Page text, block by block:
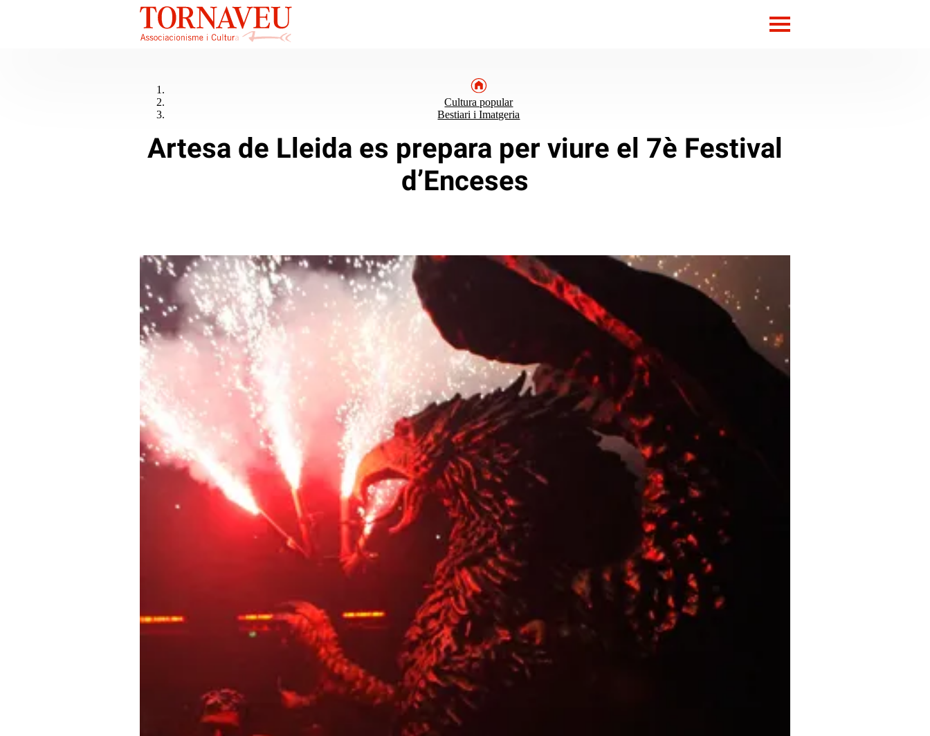
Artesa de Lleida es prepara per viure el 7è Festival d'Enceses
Cultura popular
Bestiari i Imatgeria
Artesa de Lleida es prepara per viure el 7è Festival
d’Enceses